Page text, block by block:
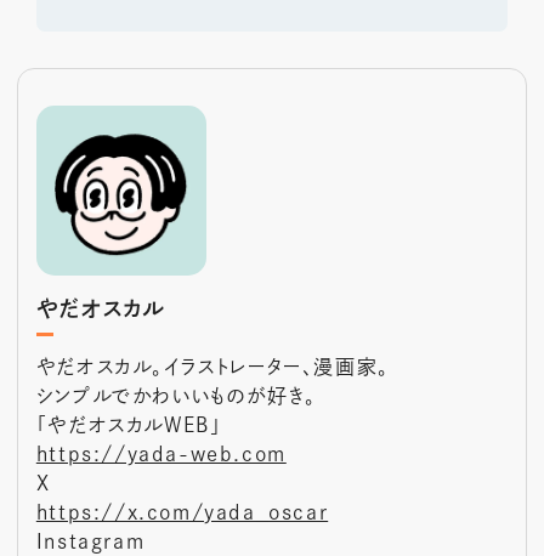
やだオスカル
やだオスカル。イラストレーター、漫画家。
シンプルでかわいいものが好き。
「やだオスカルWEB」
https://yada-web.com
X
https://x.com/yada_oscar
Instagram